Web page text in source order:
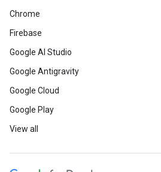
Chrome
Firebase
Google AI Studio
Google Antigravity
Google Cloud
Google Play
View all